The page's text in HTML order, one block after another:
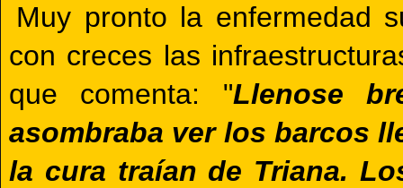
Muy pronto la enfermedad
con creces las
que comenta: "Llenose
asombraba ver los barcos
la cura traían de Triana.